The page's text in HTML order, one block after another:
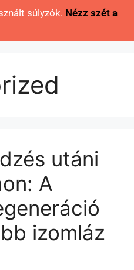
súlyzók. Nézz szét a
utáni
A
izomláz